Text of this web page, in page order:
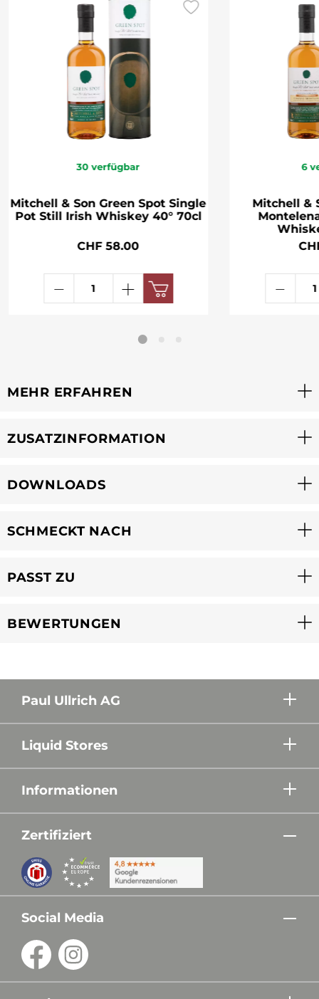
30 verfügbar
Mitchell & Son Green Spot Single
Pot Still Irish Whiskey 40° 70cl
CHF 58.00
6
Mitchell &
MEHR ERFAHREN
ZUSATZINFORMATION
DOWNLOADS
SCHMECKT NACH
PASST ZU
BEWERTUNGEN
Paul Ullrich AG
Liquid Stores
Informationen
Zertifiziert
Social Media